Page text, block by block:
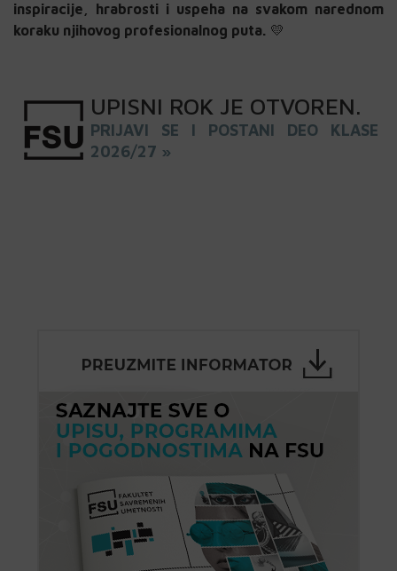
inspiracije, hrabrosti i uspeha na svakom narednom
koraku njihovog profesionalnog puta. 💛
UPISNI ROK JE OTVOREN.
PRIJAVI SE I POSTANI DEO KLASE
2026/27 »